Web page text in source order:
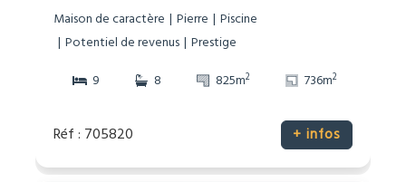
Maison de caractère Pierre
Piscine
Potentiel de revenus Prestige
9
8 825m2 736m2
Réf : 705820 + infos